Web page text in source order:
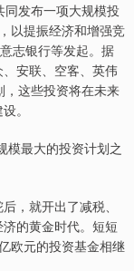
发布一项大规模投
以提振经济和增强竞
志银行等发起。据
安联、空客、英伟
这些投资将在未来
。
最大的投资计划之
就开出了减税、
的黄金时代。短短
欧元的投资基金相继